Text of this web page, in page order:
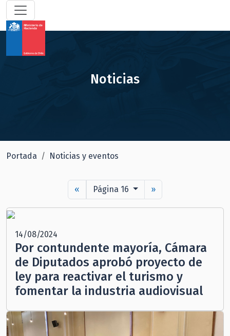
Noticias
Portada Noticias y eventos
« Página 16 »
14/08/2024
Por contundente mayoría, Cámara
de Diputados aprobó proyecto de
ley para reactivar el turismo y
fomentar la industria audiovisual